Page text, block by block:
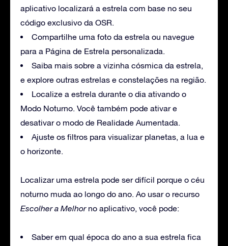
aplicativo localizará a estrela com base no seu
código exclusivo da OSR.
Compartilhe uma foto da estrela ou navegue
para a Página de Estrela personalizada.
Saiba mais sobre a vizinha cósmica da estrela,
e explore outras estrelas e constelações na região.
Localize a estrela durante o dia ativando o
Modo Noturno. Você também pode ativar e
desativar o modo de Realidade Aumentada.
Ajuste os filtros para visualizar planetas, a lua e
o horizonte.
Localizar uma estrela pode ser difícil porque o céu
noturno muda ao longo do ano. Ao usar o recurso
Escolher a Melhor no aplicativo, você pode:
Saber em qual época do ano a sua estrela fica